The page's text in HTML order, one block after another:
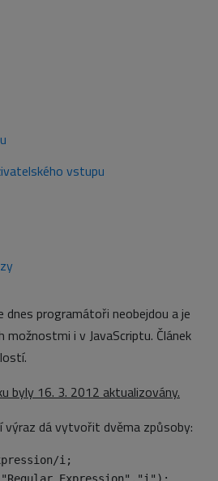
vstupu
dnes programátoři neobejdou a je
možnostmi i v JavaScriptu. Článek
byly 16. 3. 2012 aktualizovány.
výraz dá vytvořit dvěma způsoby:
i;